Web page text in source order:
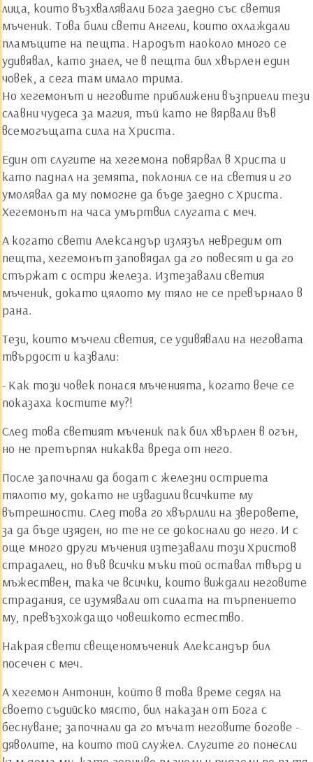
лица, които възхвалявали Бога заедно със светия
мъченик. Това били свети Ангели, които охлаждали
пламъците на пещта. Народът наоколо много се
удивявал, като знаел, че в пещта бил хвърлен един
човек, а сега там имало трима.
Но хегемонът и неговите приближени възприели тези
славни чудеса за магия, тъй като не вярвали във
всемогъщата сила на Христа.
Един от слугите на хегемона повярвал в Христа и
като паднал на земята, поклонил се на светия и го
умолявал да му помогне да бъде заедно с Христа.
Хегемонът на часа умъртвил слугата с меч.
А когато свети Александър излязъл невредим от
пещта, хегемонът заповядал да го повесят и да го
стържат с остри железа. Изтезавали светия
мъченик, докато цялото му тяло не се превърнало в
рана.
Тези, които мъчели светия, се удивявали на неговата
твърдост и казвали:
- Как този човек понася мъченията, когато вече се
показаха костите му?!
След това светият мъченик пак бил хвърлен в огън,
но не претърпял никаква вреда от него.
После започнали да бодат с железни остриета
тялото му, докато не извадили всичките му
вътрешности. След това го хвърлили на зверовете,
за да бъде изяден, но те не се докоснали до него. И с
още много други мъчения изтезавали този Христов
страдалец, но във всички мъки той оставал твърд и
мъжествен, така че всички, които виждали неговите
страдания, се изумявали от силата на търпението
му, превъзхождащо човешкото естество.
Накрая свети свещеномъченик Александър бил
посечен с меч.
А хегемон Антонин, който в това време седял на
своето съдийско място, бил наказан от Бога с
беснуване; започнали да го мъчат неговите богове -
дяволите, на които той служел. Слугите го понесли